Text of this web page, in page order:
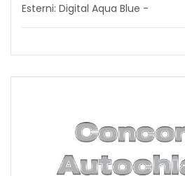
Esterni: Digital Aqua Blue -